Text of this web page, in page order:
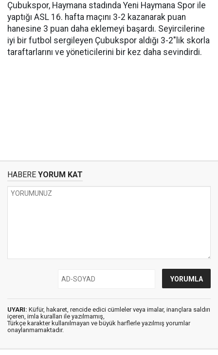
Çubukspor, Haymana stadında Yeni Haymana Spor ile
yaptığı ASL 16. hafta maçını 3-2 kazanarak puan
hanesine 3 puan daha eklemeyi başardı. Seyircilerine
iyi bir futbol sergileyen Çubukspor aldığı 3-2"lik skorla
taraftarlarını ve yöneticilerini bir kez daha sevindirdi.
HABERE YORUM KAT
UYARI: Küfür, hakaret, rencide edici cümleler veya imalar, inançlara saldırı
içeren, imla kuralları ile yazılmamış,
Türkçe karakter kullanılmayan ve büyük harflerle yazılmış yorumlar
onaylanmamaktadır.